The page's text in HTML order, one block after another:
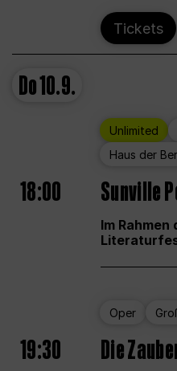
Tickets
Do10.9.
Unlimited
Haus der
18:00 Sunville
Im
Oper
19:30 Die